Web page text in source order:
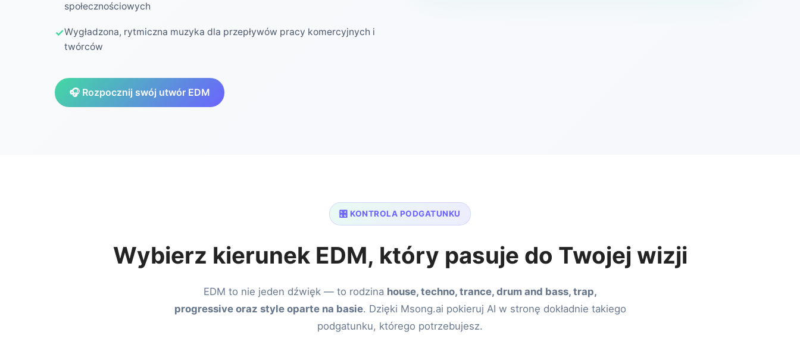
społecznościowych
Wygładzona, rytmiczna muzyka dla przepływów pracy komercyjnych i
twórców
🎧 Rozpocznij swój utwór EDM
🎛️ KONTROLA PODGATUNKU
Wybierz kierunek EDM, który pasuje do Twojej wizji
EDM to nie jeden dźwięk — to rodzina house, techno, trance, drum and bass, trap,
progressive oraz style oparte na basie. Dzięki Msong.ai pokieruj AI w stronę dokładnie takiego
podgatunku, którego potrzebujesz.